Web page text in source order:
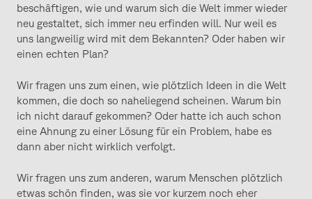
beschäftigen, wie und warum sich die Welt immer wieder
neu gestaltet, sich immer neu erfinden will. Nur weil es
uns langweilig wird mit dem Bekannten? Oder haben wir
einen echten Plan?
Wir fragen uns zum einen, wie plötzlich Ideen in die Welt
kommen, die doch so naheliegend scheinen. Warum bin
ich nicht darauf gekommen? Oder hatte ich auch schon
eine Ahnung zu einer Lösung für ein Problem, habe es
dann aber nicht wirklich verfolgt.
Wir fragen uns zum anderen, warum Menschen plötzlich
etwas schön finden, was sie vor kurzem noch eher